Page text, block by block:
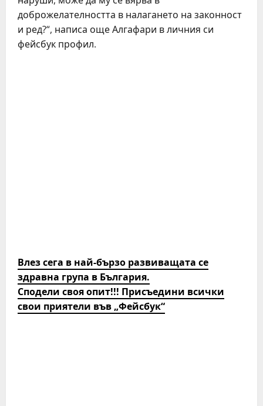
доброжелателността в налагането на законност
и ред?“, написа още Алгафари в личния си
фейсбук профил.
Влез сега в най-бързо развиващата се
здравна група в България.
Сподели своя опит!!! Присъедини всички
свои приятели във „Фейсбук“